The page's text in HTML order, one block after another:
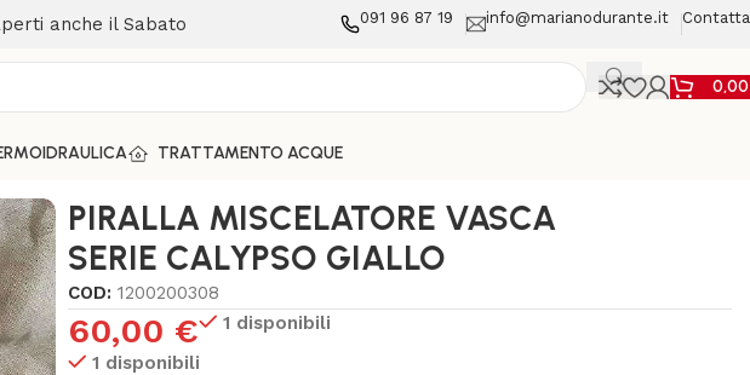
anche il Sabato 091 96 87 19 info@marianodurante.it
TRATTAMENTO ACQUE
PIRALLA MISCELATORE VASCA
SERIE CALYPSO GIALLO
COD:1200200308
60,00 €
1 disponibili
1 disponibili